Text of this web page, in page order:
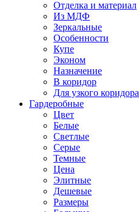
Отделка и материал
Из МДФ
Зеркальные
Особенности
Купе
Эконом
Назначение
В коридор
Для узкого коридора
Гардеробные
Цвет
Белые
Светлые
Серые
Темные
Цена
Элитные
Дешевые
Размеры